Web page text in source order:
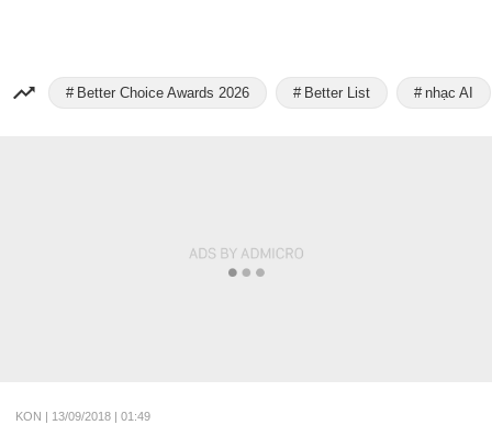
Better Choice Awards 2026 Better List nhạc AI
KON | 13/09/2018 | 01:49